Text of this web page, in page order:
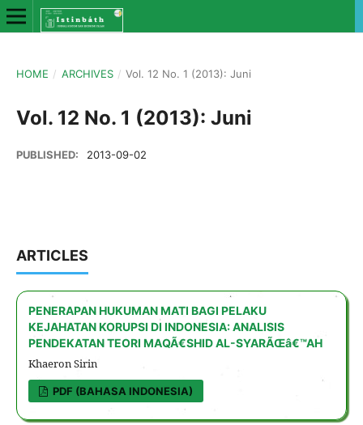
HOME / ARCHIVES / Vol. 12 No. 1 (2013): Juni
Vol. 12 No. 1 (2013): Juni
PUBLISHED: 2013-09-02
ARTICLES
PENERAPAN HUKUMAN MATI BAGI PELAKU
KEJAHATAN KORUPSI DI INDONESIA: ANALISIS
PENDEKATAN TEORI MAQÃ€SHID AL-SYARÃŒâ€™AH
Khaeron Sirin
PDF (BAHASA INDONESIA)